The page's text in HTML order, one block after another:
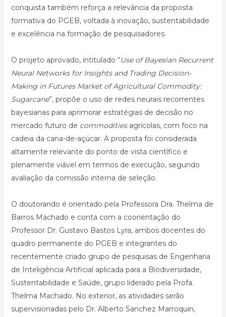
conquista também reforça a relevância da proposta
formativa do PGEB, voltada à inovação, sustentabilidade
e excelência na formação de pesquisadores.
O projeto aprovado, intitulado “Use of Bayesian Recurrent
Neural Networks for Insights and Trading Decision-
Making in Futures Market of Agricultural Commodity:
Sugarcane”, propõe o uso de redes neurais recorrentes
bayesianas para aprimorar estratégias de decisão no
mercado futuro de commodities agrícolas, com foco na
cadeia da cana-de-açúcar. A proposta foi considerada
altamente relevante do ponto de vista científico e
plenamente viável em termos de execução, segundo
avaliação da comissão interna de seleção.
O doutorando é orientado pela Professora Dra. Thelma de
Barros Machado e conta com a coorientação do
Professor Dr. Gustavo Bastos Lyra, ambos docentes do
quadro permanente do PGEB e integrantes do
recentemente criado grupo de pesquisas de Engenharia
de Inteligência Artificial aplicada para a Biodiversidade,
Sustentabilidade e Saúde, grupo liderado pela Profa.
Thelma Machado. No exterior, as atividades serão
supervisionadas pelo Dr. Alberto Sanchez Marroquin,